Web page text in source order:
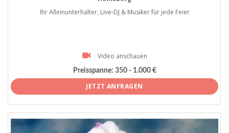
Ihr Alleinunterhalter, Live-DJ & Musiker für jede Feier
Video anschauen
Preisspanne: 350 - 1.000 €
JETZT ANFRAGEN